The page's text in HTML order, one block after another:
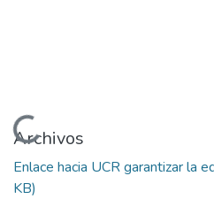
Cargando...
Archivos
Enlace hacia UCR garantizar la
KB)